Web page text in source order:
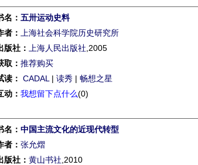
名： 五卅运动史料
者：
上海社会科学院历史研究所
版社：
上海人民出版社 ,2005
取： 推荐购买
读： CADAL | 读秀 | 畅想之星
动： 我想留下点什么(0)
名： 中国主流文化的近现代转型
者： 张允熠
版社： 黄山书社 ,2010